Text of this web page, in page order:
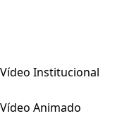
Vídeo Institucional
Vídeo Animado